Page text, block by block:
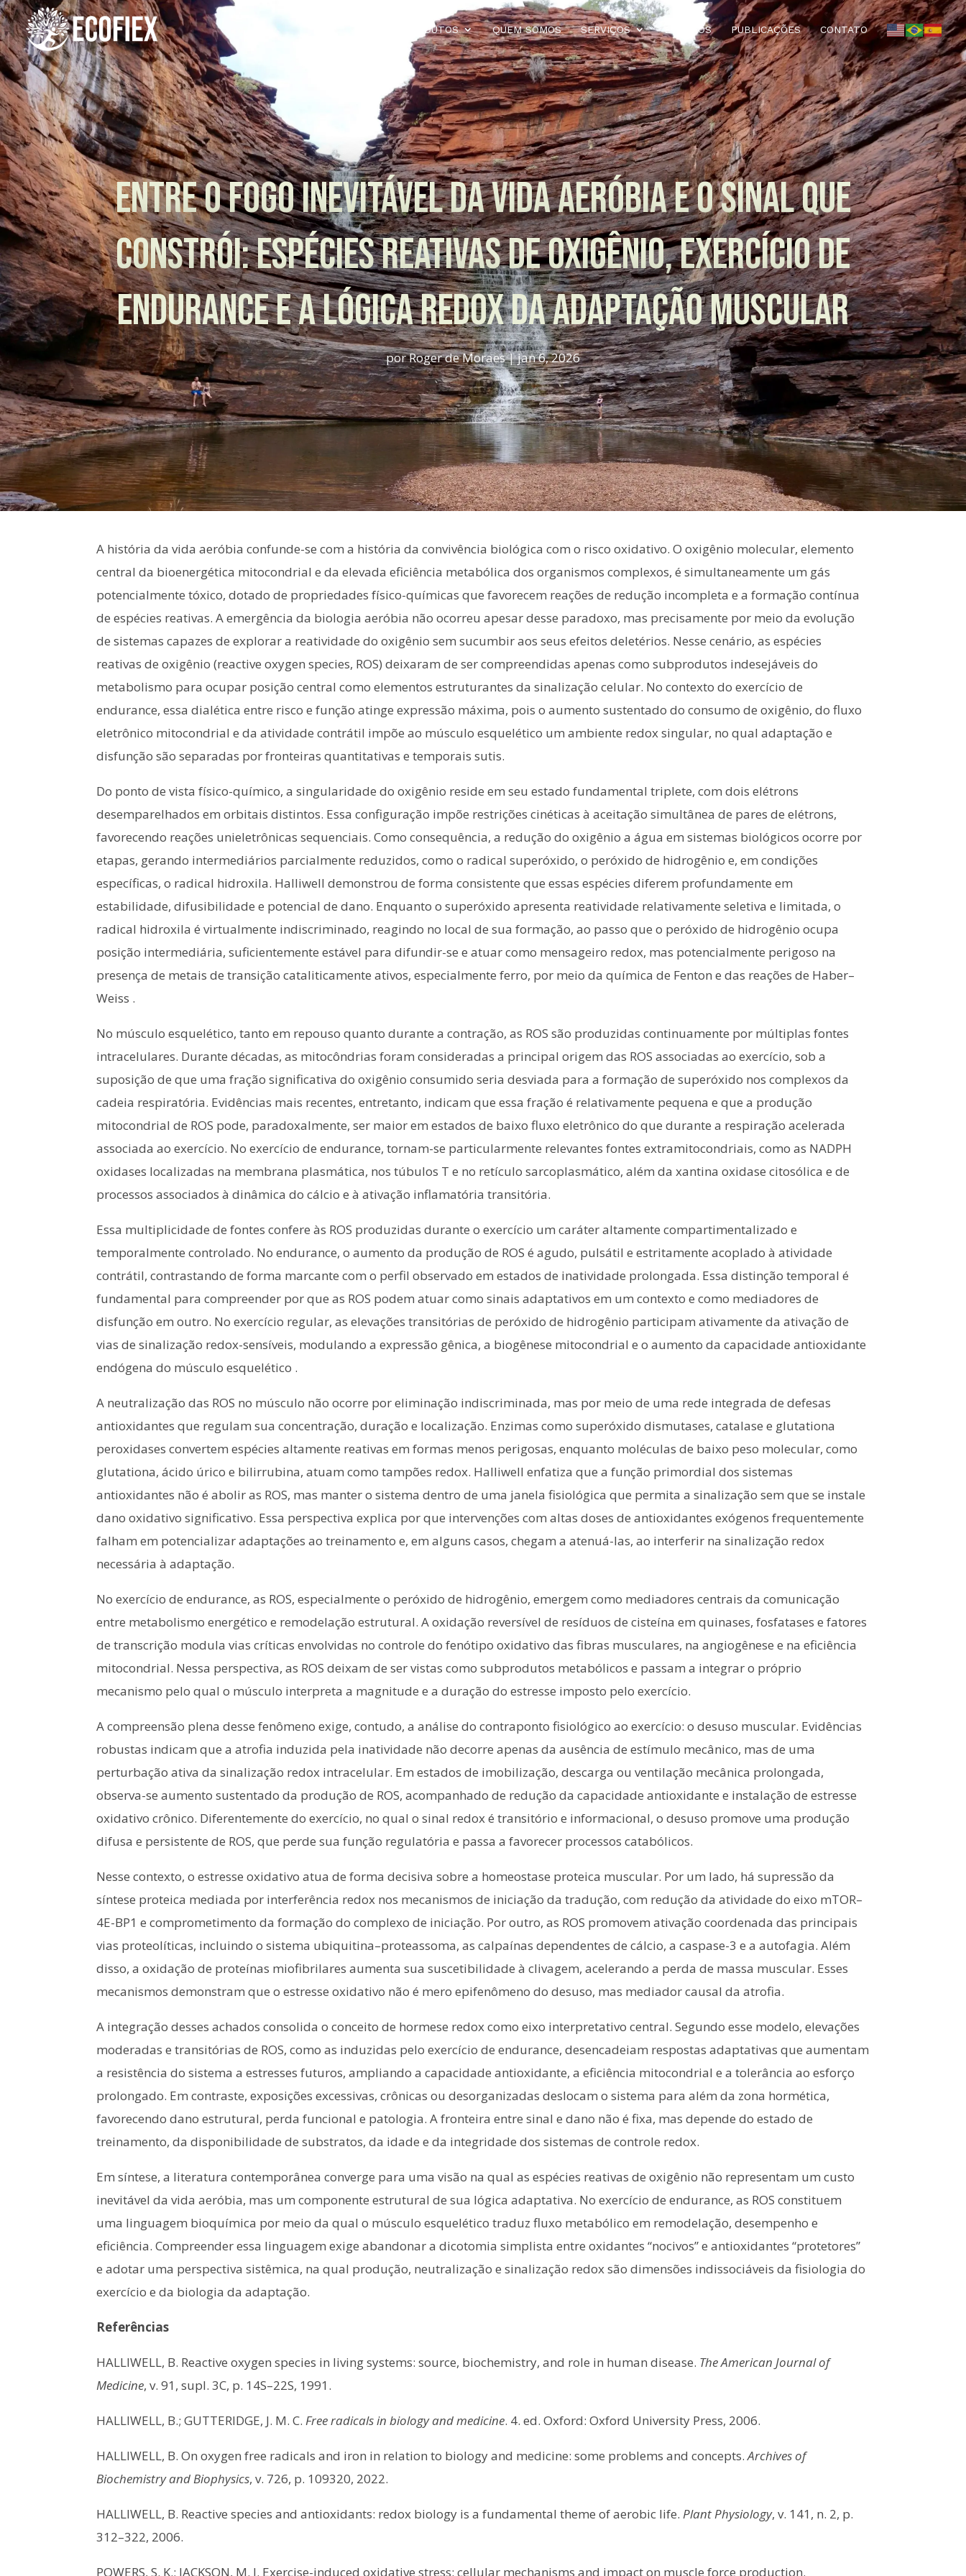
PRODUTOS QUEM SOMOS SERVIÇOS EVENTOS PUBLICAÇÕES CONTATO
Entre o fogo inevitável da vida aeróbia e o sinal que
constrói: espécies reativas de oxigênio, exercício de
endurance e a lógica redox da adaptação muscular
porRoger de Moraes|jan 6, 2026
A história da vida aeróbia confunde-se com a história da convivência biológica com o risco oxidativo. O oxigênio molecular, elemento
central da bioenergética mitocondrial e da elevada eficiência metabólica dos organismos complexos, é simultaneamente um gás
potencialmente tóxico, dotado de propriedades físico-químicas que favorecem reações de redução incompleta e a formação contínua
de espécies reativas. A emergência da biologia aeróbia não ocorreu apesar desse paradoxo, mas precisamente por meio da evolução
de sistemas capazes de explorar a reatividade do oxigênio sem sucumbir aos seus efeitos deletérios. Nesse cenário, as espécies
reativas de oxigênio (reactive oxygen species, ROS) deixaram de ser compreendidas apenas como subprodutos indesejáveis do
metabolismo para ocupar posição central como elementos estruturantes da sinalização celular. No contexto do exercício de
endurance, essa dialética entre risco e função atinge expressão máxima, pois o aumento sustentado do consumo de oxigênio, do fluxo
eletrônico mitocondrial e da atividade contrátil impõe ao músculo esquelético um ambiente redox singular, no qual adaptação e
disfunção são separadas por fronteiras quantitativas e temporais sutis.
Do ponto de vista físico-químico, a singularidade do oxigênio reside em seu estado fundamental triplete, com dois elétrons
desemparelhados em orbitais distintos. Essa configuração impõe restrições cinéticas à aceitação simultânea de pares de elétrons,
favorecendo reações unieletrônicas sequenciais. Como consequência, a redução do oxigênio a água em sistemas biológicos ocorre por
etapas, gerando intermediários parcialmente reduzidos, como o radical superóxido, o peróxido de hidrogênio e, em condições
específicas, o radical hidroxila. Halliwell demonstrou de forma consistente que essas espécies diferem profundamente em
estabilidade, difusibilidade e potencial de dano. Enquanto o superóxido apresenta reatividade relativamente seletiva e limitada, o
radical hidroxila é virtualmente indiscriminado, reagindo no local de sua formação, ao passo que o peróxido de hidrogênio ocupa
posição intermediária, suficientemente estável para difundir-se e atuar como mensageiro redox, mas potencialmente perigoso na
presença de metais de transição cataliticamente ativos, especialmente ferro, por meio da química de Fenton e das reações de Haber–
Weiss .
No músculo esquelético, tanto em repouso quanto durante a contração, as ROS são produzidas continuamente por múltiplas fontes
intracelulares. Durante décadas, as mitocôndrias foram consideradas a principal origem das ROS associadas ao exercício, sob a
suposição de que uma fração significativa do oxigênio consumido seria desviada para a formação de superóxido nos complexos da
cadeia respiratória. Evidências mais recentes, entretanto, indicam que essa fração é relativamente pequena e que a produção
mitocondrial de ROS pode, paradoxalmente, ser maior em estados de baixo fluxo eletrônico do que durante a respiração acelerada
associada ao exercício. No exercício de endurance, tornam-se particularmente relevantes fontes extramitocondriais, como as NADPH
oxidases localizadas na membrana plasmática, nos túbulos T e no retículo sarcoplasmático, além da xantina oxidase citosólica e de
processos associados à dinâmica do cálcio e à ativação inflamatória transitória.
Essa multiplicidade de fontes confere às ROS produzidas durante o exercício um caráter altamente compartimentalizado e
temporalmente controlado. No endurance, o aumento da produção de ROS é agudo, pulsátil e estritamente acoplado à atividade
contrátil, contrastando de forma marcante com o perfil observado em estados de inatividade prolongada. Essa distinção temporal é
fundamental para compreender por que as ROS podem atuar como sinais adaptativos em um contexto e como mediadores de
disfunção em outro. No exercício regular, as elevações transitórias de peróxido de hidrogênio participam ativamente da ativação de
vias de sinalização redox-sensíveis, modulando a expressão gênica, a biogênese mitocondrial e o aumento da capacidade antioxidante
endógena do músculo esquelético .
A neutralização das ROS no músculo não ocorre por eliminação indiscriminada, mas por meio de uma rede integrada de defesas
antioxidantes que regulam sua concentração, duração e localização. Enzimas como superóxido dismutases, catalase e glutationa
peroxidases convertem espécies altamente reativas em formas menos perigosas, enquanto moléculas de baixo peso molecular, como
glutationa, ácido úrico e bilirrubina, atuam como tampões redox. Halliwell enfatiza que a função primordial dos sistemas
antioxidantes não é abolir as ROS, mas manter o sistema dentro de uma janela fisiológica que permita a sinalização sem que se instale
dano oxidativo significativo. Essa perspectiva explica por que intervenções com altas doses de antioxidantes exógenos frequentemente
falham em potencializar adaptações ao treinamento e, em alguns casos, chegam a atenuá-las, ao interferir na sinalização redox
necessária à adaptação.
No exercício de endurance, as ROS, especialmente o peróxido de hidrogênio, emergem como mediadores centrais da comunicação
entre metabolismo energético e remodelação estrutural. A oxidação reversível de resíduos de cisteína em quinases, fosfatases e fatores
de transcrição modula vias críticas envolvidas no controle do fenótipo oxidativo das fibras musculares, na angiogênese e na eficiência
mitocondrial. Nessa perspectiva, as ROS deixam de ser vistas como subprodutos metabólicos e passam a integrar o próprio
mecanismo pelo qual o músculo interpreta a magnitude e a duração do estresse imposto pelo exercício.
A compreensão plena desse fenômeno exige, contudo, a análise do contraponto fisiológico ao exercício: o desuso muscular. Evidências
robustas indicam que a atrofia induzida pela inatividade não decorre apenas da ausência de estímulo mecânico, mas de uma
perturbação ativa da sinalização redox intracelular. Em estados de imobilização, descarga ou ventilação mecânica prolongada,
observa-se aumento sustentado da produção de ROS, acompanhado de redução da capacidade antioxidante e instalação de estresse
oxidativo crônico. Diferentemente do exercício, no qual o sinal redox é transitório e informacional, o desuso promove uma produção
difusa e persistente de ROS, que perde sua função regulatória e passa a favorecer processos catabólicos.
Nesse contexto, o estresse oxidativo atua de forma decisiva sobre a homeostase proteica muscular. Por um lado, há supressão da
síntese proteica mediada por interferência redox nos mecanismos de iniciação da tradução, com redução da atividade do eixo mTOR–
4E-BP1 e comprometimento da formação do complexo de iniciação. Por outro, as ROS promovem ativação coordenada das principais
vias proteolíticas, incluindo o sistema ubiquitina–proteassoma, as calpaínas dependentes de cálcio, a caspase-3 e a autofagia. Além
disso, a oxidação de proteínas miofibrilares aumenta sua suscetibilidade à clivagem, acelerando a perda de massa muscular. Esses
mecanismos demonstram que o estresse oxidativo não é mero epifenômeno do desuso, mas mediador causal da atrofia.
A integração desses achados consolida o conceito de hormese redox como eixo interpretativo central. Segundo esse modelo, elevações
moderadas e transitórias de ROS, como as induzidas pelo exercício de endurance, desencadeiam respostas adaptativas que aumentam
a resistência do sistema a estresses futuros, ampliando a capacidade antioxidante, a eficiência mitocondrial e a tolerância ao esforço
prolongado. Em contraste, exposições excessivas, crônicas ou desorganizadas deslocam o sistema para além da zona hormética,
favorecendo dano estrutural, perda funcional e patologia. A fronteira entre sinal e dano não é fixa, mas depende do estado de
treinamento, da disponibilidade de substratos, da idade e da integridade dos sistemas de controle redox.
Em síntese, a literatura contemporânea converge para uma visão na qual as espécies reativas de oxigênio não representam um custo
inevitável da vida aeróbia, mas um componente estrutural de sua lógica adaptativa. No exercício de endurance, as ROS constituem
uma linguagem bioquímica por meio da qual o músculo esquelético traduz fluxo metabólico em remodelação, desempenho e
eficiência. Compreender essa linguagem exige abandonar a dicotomia simplista entre oxidantes “nocivos” e antioxidantes “protetores”
e adotar uma perspectiva sistêmica, na qual produção, neutralização e sinalização redox são dimensões indissociáveis da fisiologia do
exercício e da biologia da adaptação.
Referências
HALLIWELL, B. Reactive oxygen species in living systems: source, biochemistry, and role in human disease. The American Journal of
Medicine, v. 91, supl. 3C, p. 14S–22S, 1991.
HALLIWELL, B.; GUTTERIDGE, J. M. C.Free radicals in biology and medicine. 4. ed. Oxford: Oxford University Press, 2006.
HALLIWELL, B. On oxygen free radicals and iron in relation to biology and medicine: some problems and concepts.Archives of
Biochemistry and Biophysics, v. 726, p. 109320, 2022.
HALLIWELL, B. Reactive species and antioxidants: redox biology is a fundamental theme of aerobic life.Plant Physiology, v. 141, n. 2, p.
312–322, 2006.
POWERS, S. K.; JACKSON, M. J. Exercise-induced oxidative stress: cellular mechanisms and impact on muscle force production.